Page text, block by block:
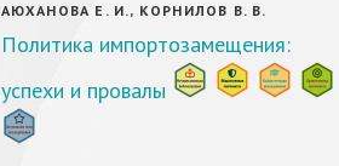
АЮХАНОВА Е. И., КОРНИЛОВ В. В.
Политика импортозамещения:
успехи и провалы